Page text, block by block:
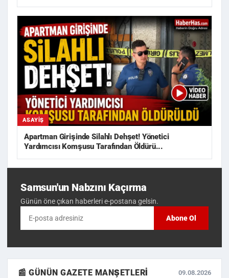
ASAYIŞ
Apartman Girişinde Silahlı Dehşet! Yönetici
Yardımcısı Komşusu Tarafından Öldürü...
Samsun'un Nabzını Kaçırma
Günün öne çıkan haberleri e-postana gelsin.
Abone Ol
📰 GÜNÜN GAZETE MANŞETLERI 09.08.2026